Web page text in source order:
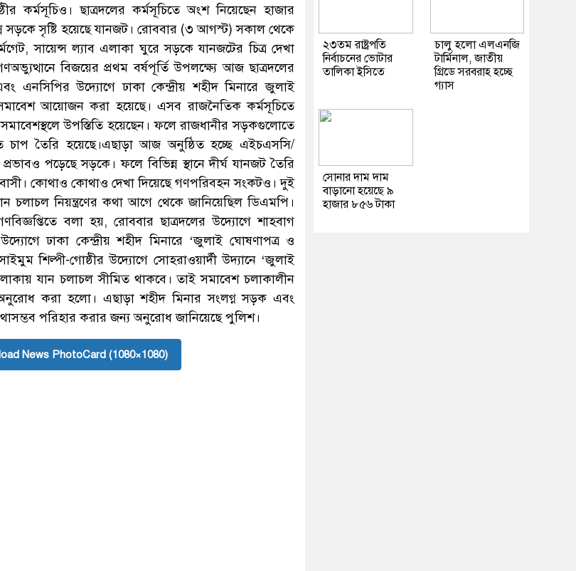
কর্মসূচিও। ছাত্রদলের কর্মসূচিতে অংশ নিয়েছেন হাজার
সড়কে সৃষ্টি হয়েছে যানজট। রোববার (৩ আগস্ট) সকাল থেকে
সায়েন্স ল্যাব এলাকা ঘুরে সড়কে যানজটের চিত্র দেখা
বিজয়ের প্রথম বর্ষপূর্তি উপলক্ষ্যে আজ ছাত্রদলের
এনসিপির উদ্যোগে ঢাকা কেন্দ্রীয় শহীদ মিনারে জুলাই
আয়োজন করা হয়েছে। এসব রাজনৈতিক কর্মসূচিতে
উপস্তিতি হয়েছেন। ফলে রাজধানীর সড়কগুলোতে
চাপ তৈরি হয়েছে।এছাড়া আজ অনুষ্ঠিত হচ্ছে এইচএসসি/
পড়েছে সড়কে। ফলে বিভিন্ন স্থানে দীর্ঘ যানজট তৈরি
কোথাও কোথাও দেখা দিয়েছে গণপরিবহন সংকটও। দুই
চলাচল নিয়ন্ত্রণের কথা আগে থেকে জানিয়েছিল ডিএমপি।
বলা হয়, রোববার ছাত্রদলের উদ্যোগে শাহবাগ
ঢাকা কেন্দ্রীয় শহীদ মিনারে ‘জুলাই ঘোষণাপত্র ও
শিল্পী-গোষ্ঠীর উদ্যোগে সোহরাওয়ার্দী উদ্যানে ‘জুলাই
যান চলাচল সীমিত থাকবে। তাই সমাবেশ চলাকালীন
করা হলো। এছাড়া শহীদ মিনার সংলগ্ন সড়ক এবং
পরিহার করার জন্য অনুরোধ জানিয়েছে পুলিশ।
News PhotoCard (1080×1080)
২৩তম রাষ্ট্রপতি
নির্বাচনের ভোটার
তালিকা ইসিতে
চালু হলো এলএনজি
টার্মিনাল, জাতীয়
গ্রিডে সরবরাহ হচ্ছে
গ্যাস
সোনার দাম দাম
বাড়ানো হয়েছে ৯
হাজার ৮৫৬ টাকা